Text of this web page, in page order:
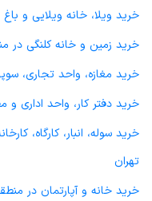
خرید ویلا، خانه ویلایی و باغ ویلا
خرید زمین و خانه کلنگی در منطقه 19
خرید مغازه، واحد تجاری،
خرید دفتر کار، واحد اداری و مطب
تهران
خرید خانه و آپارتمان در منطقه 8